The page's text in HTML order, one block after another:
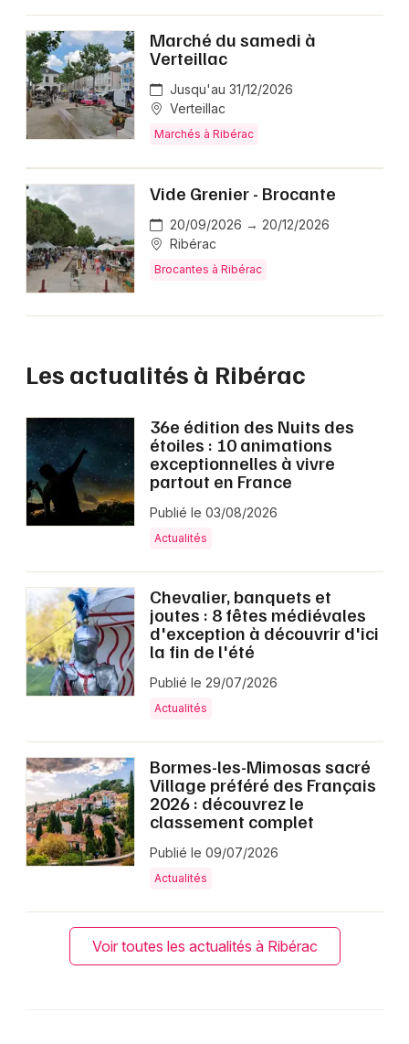
Marché du samedi à
Verteillac
Jusqu'au 31/12/2026
Verteillac
Marchés à Ribérac
Vide Grenier - Brocante
20/09/2026 → 20/12/2026
Ribérac
Brocantes à Ribérac
Les actualités à Ribérac
36e édition des Nuits des
étoiles : 10 animations
exceptionnelles à vivre
partout en France
Publié le 03/08/2026
Actualités
Chevalier, banquets et
joutes : 8 fêtes médiévales
d'exception à découvrir d'ici
la fin de l'été
Publié le 29/07/2026
Actualités
Bormes-les-Mimosas sacré
Village préféré des Français
2026 : découvrez le
classement complet
Publié le 09/07/2026
Actualités
Voir toutes les actualités à Ribérac